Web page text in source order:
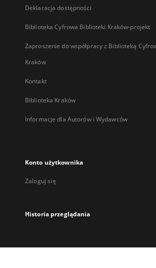
Deklaracja dostępności
Biblioteka Cyfrowa Biblioteki Kraków-projekt
Zaproszenie do współpracy z Biblioteką
Kraków
Kontakt
Biblioteka Kraków
Informacje dla Autorów i Wydawców
Konto użytkownika
Zaloguj się
Historia przeglądania